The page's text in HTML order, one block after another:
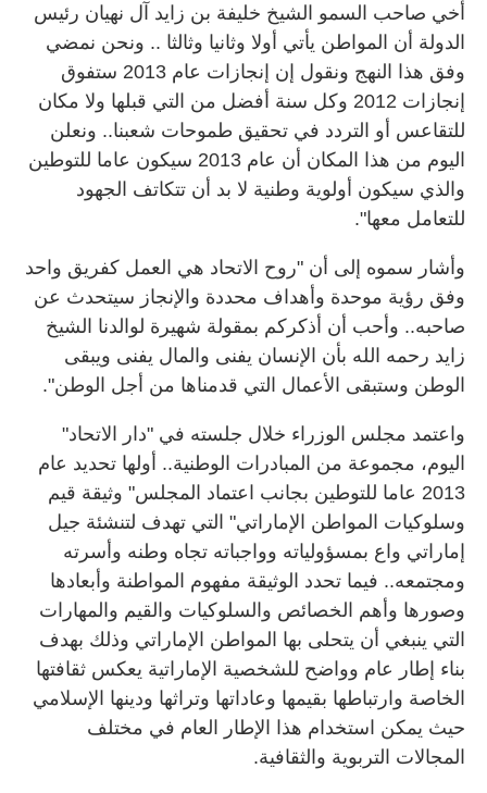
أخي صاحب السمو الشيخ خليفة بن زايد آل نهيان رئيس
الدولة أن المواطن يأتي أولا وثانيا وثالثا .. ونحن نمضي
وفق هذا النهج ونقول إن إنجازات عام 2013 ستفوق
إنجازات 2012 وكل سنة أفضل من التي قبلها ولا مكان
للتقاعس أو التردد في تحقيق طموحات شعبنا.. ونعلن
اليوم من هذا المكان أن عام 2013 سيكون عاما للتوطين
والذي سيكون أولوية وطنية لا بد أن تتكاتف الجهود
للتعامل معها".
وأشار سموه إلى أن "روح الاتحاد هي العمل كفريق واحد
وفق رؤية موحدة وأهداف محددة والإنجاز سيتحدث عن
صاحبه.. وأحب أن أذكركم بمقولة شهيرة لوالدنا الشيخ
زايد رحمه الله بأن الإنسان يفنى والمال يفنى ويبقى
الوطن وستبقى الأعمال التي قدمناها من أجل الوطن".
واعتمد مجلس الوزراء خلال جلسته في "دار الاتحاد"
اليوم، مجموعة من المبادرات الوطنية.. أولها تحديد عام
2013 عاما للتوطين بجانب اعتماد المجلس" وثيقة قيم
وسلوكيات المواطن الإماراتي" التي تهدف لتنشئة جيل
إماراتي واع بمسؤولياته وواجباته تجاه وطنه وأسرته
ومجتمعه.. فيما تحدد الوثيقة مفهوم المواطنة وأبعادها
وصورها وأهم الخصائص والسلوكيات والقيم والمهارات
التي ينبغي أن يتحلى بها المواطن الإماراتي وذلك بهدف
بناء إطار عام وواضح للشخصية الإماراتية يعكس ثقافتها
الخاصة وارتباطها بقيمها وعاداتها وتراثها ودينها الإسلامي
حيث يمكن استخدام هذا الإطار العام في مختلف
المجالات التربوية والثقافية.